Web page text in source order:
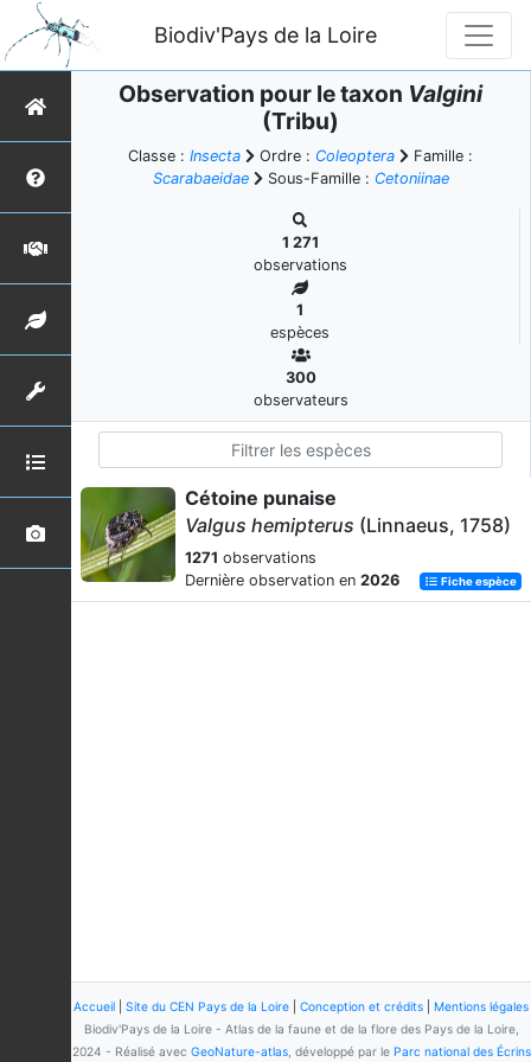
Biodiv'Pays de la Loire
Observation pour le taxon Valgini
(Tribu)
Classe : Insecta Ordre : Coleoptera
Famille :
Scarabaeidae
Sous-Famille : Cetoniinae
1 271
observations
1
espèces
300
observateurs
Cétoine punaise
Valgus hemipterus (Linnaeus, 1758)
1271 observations
Dernière observation en 2026 Fiche espèce
Accueil Site du CEN Pays de la Loire Conception et crédits
Mentions légales
Biodiv'Pays de la Loire - Atlas de la faune et de la flore des Pays de la Loire,
2024 - Réalisé avec GeoNature-atlas, développé par le Parc national des Écrins